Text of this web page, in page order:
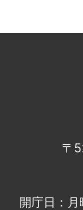
〒
開庁日：